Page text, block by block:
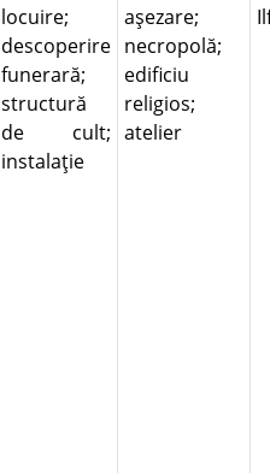
locuire;
descoperire
funerară;
structură
de cult;
instalaţie
aşezare;
necropolă;
edificiu
religios;
atelier